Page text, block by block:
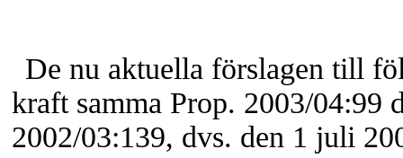
De nu aktuella förslagen till
kraft samma Prop. 2003/04:99
2002/03:139, dvs. den 1 juli